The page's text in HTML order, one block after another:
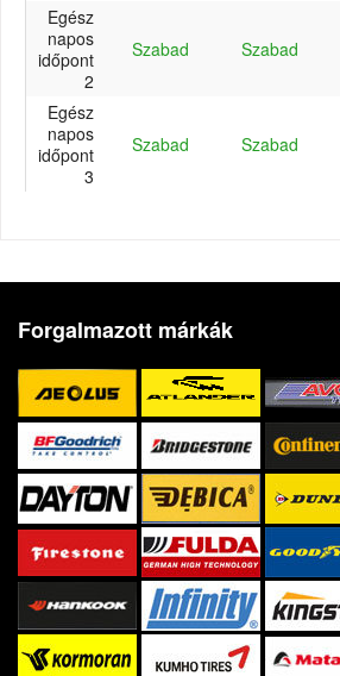
Egész
napos
időpont
2
Szabad Szabad
Egész
napos
időpont
3
Szabad Szabad
Forgalmazott márkák